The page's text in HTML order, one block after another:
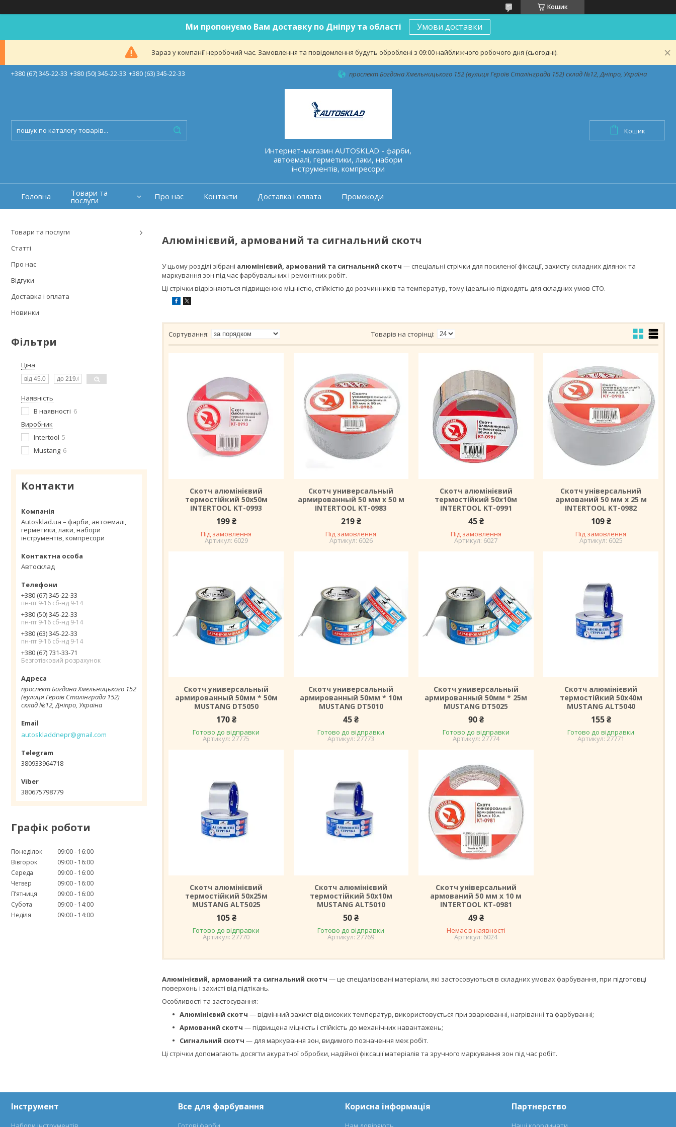
Кошик
Ми пропонуємо Вам доставку по Дніпру та області Умови доставки
Зараз у компанії неробочий час. Замовлення та повідомлення будуть оброблені з 09:00 найближчого робочого дня (сьогодні).
+380 (67) 345-22-33 +380 (50) 345-22-33 +380 (63) 345-22-33 проспект Богдана Хмельницького 152 (вулиця Героїв Сталінграда 152) склад №12, Дніпро, Україна
Интернет-магазин AUTOSKLAD - фарби,
автоемалі, герметики, лаки, набори
інструментів, компресори
Кошик
Головна Товари та
послуги Про нас Контакти Доставка і оплата Промокоди
Товари та послуги
Статті
Про нас
Відгуки
Доставка і оплата
Новинки
Фільтри
Ціна
Наявність
В наявності 6
Виробник
Intertool 5
Mustang 6
Контакти
Autosklad.ua – фарби, автоемалі,
герметики, лаки, набори
інструментів, компресори
Автосклад
+380 (67) 345-22-33
пн-пт 9-16 сб-нд 9-14
+380 (50) 345-22-33
пн-пт 9-16 сб-нд 9-14
+380 (63) 345-22-33
пн-пт 9-16 сб-нд 9-14
+380 (67) 731-33-71
Безготівковий розрахунок
проспект Богдана Хмельницького 152
(вулиця Героїв Сталінграда 152)
склад №12, Дніпро, Україна
autoskladdnepr@gmail.com
380933964718
380675798779
Графік роботи
Понеділок 09:00
16:00
Вівторок
09:00
16:00
Середа
09:00
16:00
Четвер
09:00
16:00
Пʼятниця
09:00
16:00
Субота
09:00
14:00
Неділя
09:00 14:00
Алюмінієвий, армований та сигнальний скотч
У цьому розділі зібрані алюмінієвий, армований та сигнальний скотч — спеціальні стрічки для посиленої фіксації, захисту складних ділянок та
маркування зон під час фарбувальних і ремонтних робіт.
Ці стрічки відрізняються підвищеною міцністю, стійкістю до розчинників та температур, тому ідеально підходять для складних умов СТО.
Скотч алюмінієвий
термостійкий 50х50м
INTERTOOL KT-0993
199 ₴
Під замовлення
6029
Скотч универсальный
армированный 50 мм х 50 м
INTERTOOL KT-0983
219 ₴
Під замовлення
6026
Скотч алюмінієвий
термостійкий 50х10м
INTERTOOL KT-0991
45 ₴
Під замовлення
6027
Скотч універсальний
армований 50 мм х 25 м
INTERTOOL KT-0982
109 ₴
Під замовлення
6025
Скотч универсальный
армированный 50мм * 50м
MUSTANG DT5050
170 ₴
Готово до відправки
27775
Скотч универсальный
армированный 50мм * 10м
MUSTANG DT5010
45 ₴
Готово до відправки
27773
Скотч универсальный
армированный 50мм * 25м
MUSTANG DT5025
90 ₴
Готово до відправки
27774
Скотч алюмінієвий
термостійкий 50х40м
MUSTANG ALT5040
155 ₴
Готово до відправки
27771
Скотч алюмінієвий
термостійкий 50х25м
MUSTANG ALT5025
105 ₴
Готово до відправки
27770
Скотч алюмінієвий
термостійкий 50х10м
MUSTANG ALT5010
50 ₴
Готово до відправки
27769
Скотч універсальний
армований 50 мм х 10 м
INTERTOOL KT-0981
49 ₴
Немає в наявності
6024
Алюмінієвий, армований та сигнальний скотч — це спеціалізовані матеріали, які застосовуються в складних умовах фарбування, при підготовці
поверхонь і захисті від підтікань.
Особливості та застосування:
Алюмінієвий скотч — відмінний захист від високих температур, використовується при зварюванні, нагріванні та фарбуванні;
Армований скотч — підвищена міцність і стійкість до механічних навантажень;
Сигнальний скотч — для маркування зон, видимого позначення меж робіт.
Ці стрічки допомагають досягти акуратної обробки, надійної фіксації матеріалів та зручного маркування зон під час робіт.
Інструмент Все для фарбування Корисна інформація Партнерство